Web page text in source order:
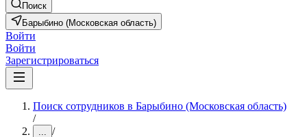
Поиск
Барыбино (Московская область)
Войти
Войти
Зарегистрироваться
Поиск сотрудников в Барыбино (Московская область)
/
... /